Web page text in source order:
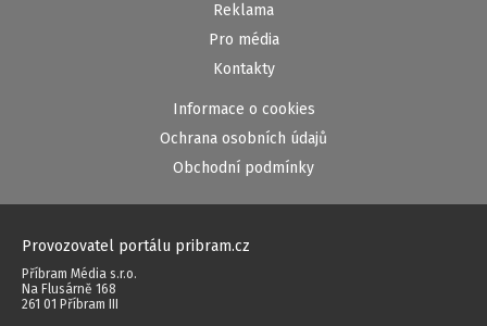
Reklama
Pro média
Kontakty
Informace o cookies
Ochrana osobních údajů
Obchodní podmínky
Provozovatel portálu pribram.cz
Příbram Média s.r.o.
Na Flusárně 168
261 01 Příbram III